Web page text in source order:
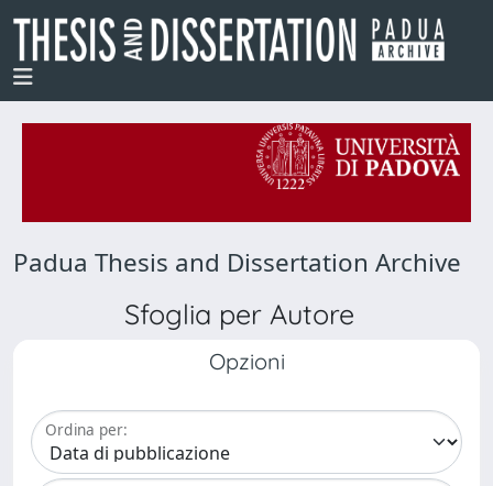
Padua Thesis and Dissertation Archive
Sfoglia per Autore
Opzioni
Ordina per: